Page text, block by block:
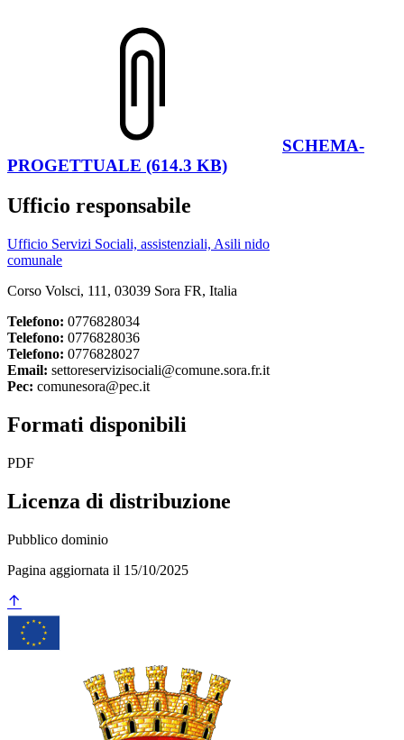
SCHEMA-
PROGETTUALE (614.3 KB)
Ufficio responsabile
Ufficio Servizi Sociali, assistenziali, Asili nido
comunale
Corso Volsci, 111, 03039 Sora FR, Italia
Telefono: 0776828034
Telefono: 0776828036
Telefono: 0776828027
Email: settoreservizisociali@comune.sora.fr.it
Pec: comunesora@pec.it
Formati disponibili
PDF
Licenza di distribuzione
Pubblico dominio
Pagina aggiornata il 15/10/2025